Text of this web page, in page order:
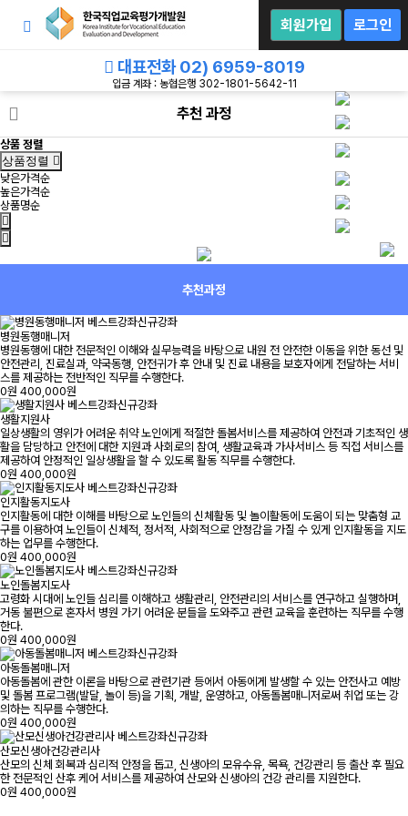
회
그
인
회원가입 로그인
대표전화02) 6959-8019
입금 계좌 : 농협은행 302-1801-5642-11
추천 과정
상품 정렬
상품정렬
낮은가격순
높은가격순
상품명순
추천과정
베스트강좌신규강좌
병원동행매니저
병원동행에 대한 전문적인 이해와 실무능력을 바탕으로 내원 전 안전한 이동을 위한 동선 및
안전관리, 진료실과, 약국동행, 안전귀가 후 안내 및 진료 내용을 보호자에게 전달하는 서비
스를 제공하는 전반적인 직무를 수행한다.
0원 400,000원
베스트강좌신규강좌
생활지원사
일상생활의 영위가 어려운 취약 노인에게 적절한 돌봄서비스를 제공하여 안전과 기초적인 생
활을 담당하고 안전에 대한 지원과 사회로의 참여, 생활교육과 가사서비스 등 직접 서비스를
제공하여 안정적인 일상생활을 할 수 있도록 활동 직무를 수행한다.
0원 400,000원
베스트강좌신규강좌
인지활동지도사
인지활동에 대한 이해를 바탕으로 노인들의 신체활동 및 놀이활동에 도움이 되는 맞춤형 교
구를 이용하여 노인들이 신체적, 정서적, 사회적으로 안정감을 가질 수 있게 인지활동을 지도
하는 업무를 수행한다.
0원 400,000원
베스트강좌신규강좌
노인돌봄지도사
고령화 시대에 노인들 심리를 이해하고 생활관리, 안전관리의 서비스를 연구하고 실행하며,
거동 불편으로 혼자서 병원 가기 어려운 분들을 도와주고 관련 교육을 훈련하는 직무를 수행
한다.
0원 400,000원
베스트강좌신규강좌
아동돌봄매니저
아동돌봄에 관한 이론을 바탕으로 관련기관 등에서 아동에게 발생할 수 있는 안전사고 예방
및 돌봄 프로그램(발달, 놀이 등)을 기획, 개발, 운영하고, 아동돌봄매니저로써 취업 또는 강
의하는 직무를 수행한다.
0원 400,000원
베스트강좌신규강좌
산모신생아건강관리사
산모의 신체 회복과 심리적 안정을 돕고, 신생아의 모유수유, 목욕, 건강관리 등 출산 후 필요
한 전문적인 산후 케어 서비스를 제공하여 산모와 신생아의 건강 관리를 지원한다.
0원 400,000원